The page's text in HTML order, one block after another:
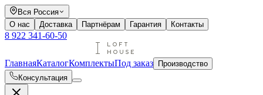
Вся Россия
О нас
Доставка Партнёрам Гарантия Контакты
8 922 341-60-50
ГлавнаяКаталогКомплектыПод заказ
Производство
Консультация